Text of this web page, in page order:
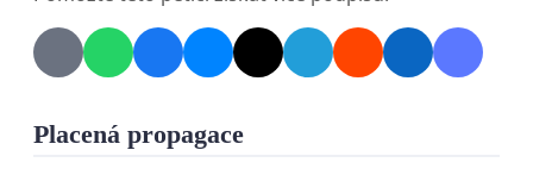
Placená propagace